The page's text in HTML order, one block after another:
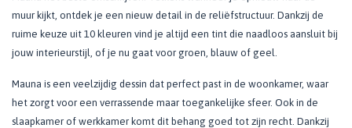
muur kijkt, ontdek je een nieuw detail in de reliëfstructuur. Dankzij de
ruime keuze uit 10 kleuren vind je altijd een tint die naadloos aansluit bij
jouw interieurstijl, of je nu gaat voor groen, blauw of geel.
Mauna is een veelzijdig dessin dat perfect past in de woonkamer, waar
het zorgt voor een verrassende maar toegankelijke sfeer. Ook in de
slaapkamer of werkkamer komt dit behang goed tot zijn recht. Dankzij